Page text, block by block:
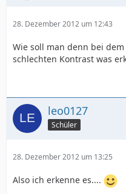
28. Dezember 2012 um 12:43
Wie soll man denn bei
schlechten Kontrast was
leo0127
Schüler
28. Dezember 2012 um 13:25
Also ich erkenne es....